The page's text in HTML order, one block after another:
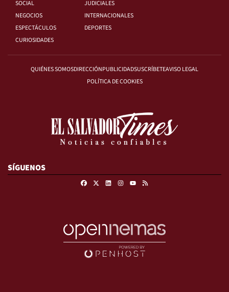
SOCIAL
JUDICIALES
NEGOCIOS
INTERNACIONALES
ESPECTÁCULOS
DEPORTES
CURIOSIDADES
QUIÉNES SOMOSDIRECCIÓNPUBLICIDADSUSCRÍBETEAVISO LEGAL
POLÍTICA DE COOKIES
SÍGUENOS
FacebookLinkedinInstagramRSS